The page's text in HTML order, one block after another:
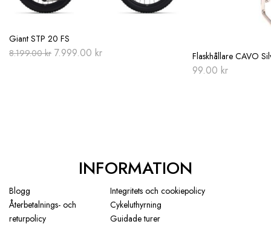
Giant STP 20 FS
8.199.00kr Original
7.999.00 krCurrent Flaskhållare CAVO
99.00 kr
INFORMATION
Blogg
Integritets och cookiepolicy
Återbetalnings- och
returpolicy
Cykeluthyrning
Guidade turer